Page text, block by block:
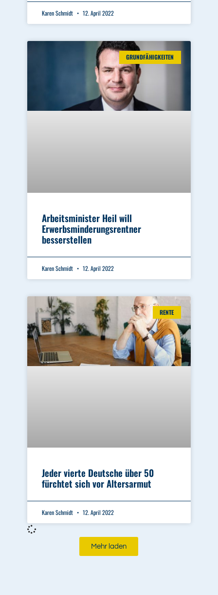
Karen Schmidt 12. April 2022
GRUNDFÄHIGKEITEN
Arbeitsminister Heil will
Erwerbsminderungsrentner
besserstellen
Karen Schmidt 12. April 2022
RENTE
Jeder vierte Deutsche über 50
fürchtet sich vor Altersarmut
Karen Schmidt 12. April 2022
Mehr laden